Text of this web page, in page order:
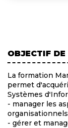
OBJECTIF
La formation
permet
Systèmes
- manager les
- gérer et